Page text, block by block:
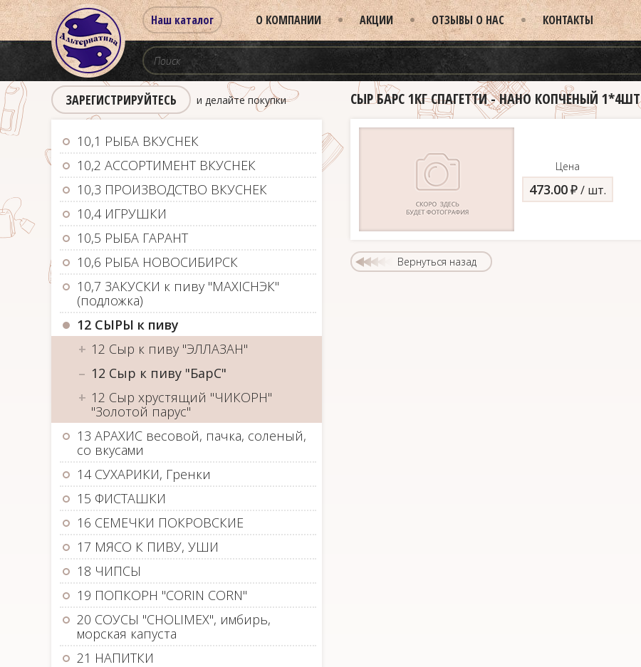
Наш каталог О КОМПАНИИ АКЦИИ ОТЗЫВЫ О НАС КОНТАКТЫ
ЗАРЕГИСТРИРУЙТЕСЬ и делайте покупки
10,1 РЫБА ВКУСНЕК
10,2 АССОРТИМЕНТ ВКУСНЕК
10,3 ПРОИЗВОДСТВО ВКУСНЕК
10,4 ИГРУШКИ
10,5 РЫБА ГАРАНТ
10,6 РЫБА НОВОСИБИРСК
10,7 ЗАКУСКИ к пиву "MAXIСНЭК"
(подложка)
12 СЫРЫ к пиву
12 Сыр к пиву "ЭЛЛАЗАН"
12 Сыр к пиву "БарС"
12 Сыр хрустящий "ЧИКОРН"
"Золотой парус"
13 АРАХИС весовой, пачка, соленый,
со вкусами
14 СУХАРИКИ, Гренки
15 ФИСТАШКИ
16 СЕМЕЧКИ ПОКРОВСКИЕ
17 МЯСО К ПИВУ, УШИ
18 ЧИПСЫ
19 ПОПКОРН "CORIN CORN"
20 СОУСЫ "CHOLIMEX", имбирь,
морская капуста
21 НАПИТКИ
СЫР БАРС 1КГ СПАГЕТТИ - НАНО КОПЧЕНЫЙ 1*4ШТ
Цена
473.00д/ шт.
Вернуться назад